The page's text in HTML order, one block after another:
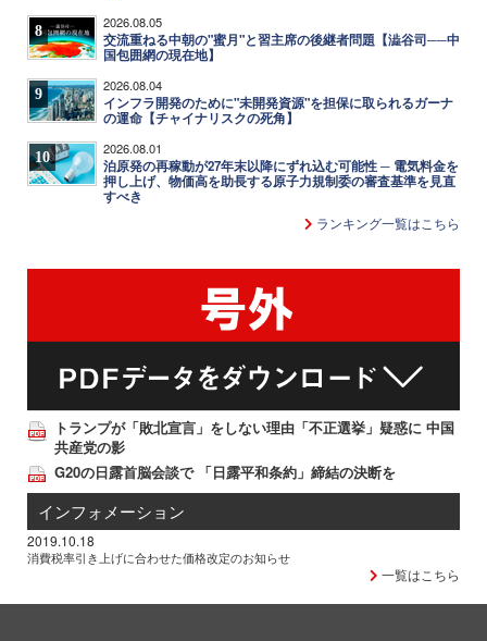
8 2026.08.05
交流重ねる中朝の"蜜月"と習主席の後継者問題【澁谷司──中
国包囲網の現在地】
9 2026.08.04
インフラ開発のために"未開発資源"を担保に取られるガーナ
の運命【チャイナリスクの死角】
10 2026.08.01
泊原発の再稼動が27年末以降にずれ込む可能性 ─ 電気料金を
押し上げ、物価高を助長する原子力規制委の審査基準を見直
すべき
ランキング一覧はこちら
トランプが「敗北宣言」をしない理由「不正選挙」疑惑に 中国
共産党の影
G20の日露首脳会談で 「日露平和条約」締結の決断を
インフォメーション
2019.10.18
消費税率引き上げに合わせた価格改定のお知らせ
一覧はこちら